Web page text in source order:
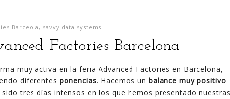
Barceola , savvy data systems
Factories Barcelona
muy activa en la feria Advanced Factories en Barcelona,
diferentes ponencias. Hacemos un balance muy positivo
tres días intensos en los que hemos presentado nuestras